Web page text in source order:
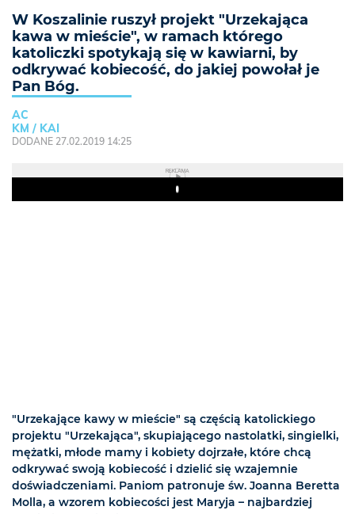
W Koszalinie ruszył projekt "Urzekająca
kawa w mieście", w ramach którego
katoliczki spotykają się w kawiarni, by
odkrywać kobiecość, do jakiej powołał je
Pan Bóg.
AC
KM / KAI
DODANE 27.02.2019 14:25
REKLAMA
Play
"Urzekające kawy w mieście" są częścią katolickiego
projektu "Urzekająca", skupiającego nastolatki, singielki,
mężatki, młode mamy i kobiety dojrzałe, które chcą
odkrywać swoją kobiecość i dzielić się wzajemnie
doświadczeniami. Paniom patronuje św. Joanna Beretta
Molla, a wzorem kobiecości jest Maryja – najbardziej